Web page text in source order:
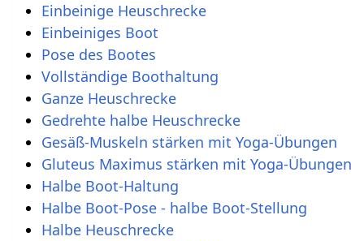
Einbeinige Heuschrecke
Einbeiniges Boot
Pose des Bootes
Vollständige Boothaltung
Ganze Heuschrecke
Gedrehte halbe Heuschrecke
Gesäß-Muskeln stärken mit Yoga-Übungen
Gluteus Maximus stärken mit Yoga-Übungen
Halbe Boot-Haltung
Halbe Boot-Pose - halbe Boot-Stellung
Halbe Heuschrecke